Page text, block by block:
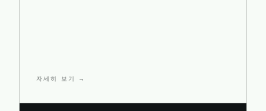
자세히 보기 →